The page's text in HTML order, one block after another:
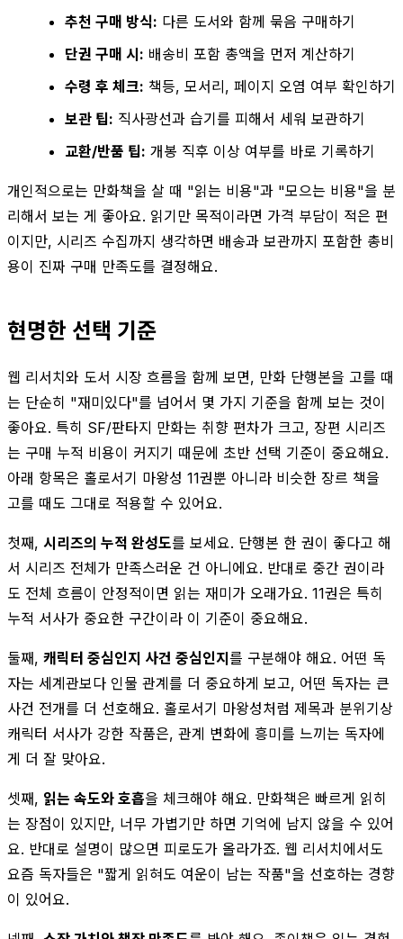
추천 구매 방식: 다른 도서와 함께 묶음 구매하기
단권 구매 시: 배송비 포함 총액을 먼저 계산하기
수령 후 체크: 책등, 모서리, 페이지 오염 여부 확인하기
보관 팁: 직사광선과 습기를 피해서 세워 보관하기
교환/반품 팁: 개봉 직후 이상 여부를 바로 기록하기
개인적으로는 만화책을 살 때 "읽는 비용"과 "모으는 비용"을 분
리해서 보는 게 좋아요. 읽기만 목적이라면 가격 부담이 적은 편
이지만, 시리즈 수집까지 생각하면 배송과 보관까지 포함한 총비
용이 진짜 구매 만족도를 결정해요.
현명한 선택 기준
웹 리서치와 도서 시장 흐름을 함께 보면, 만화 단행본을 고를 때
는 단순히 "재미있다"를 넘어서 몇 가지 기준을 함께 보는 것이
좋아요. 특히 SF/판타지 만화는 취향 편차가 크고, 장편 시리즈
는 구매 누적 비용이 커지기 때문에 초반 선택 기준이 중요해요.
아래 항목은 홀로서기 마왕성 11권뿐 아니라 비슷한 장르 책을
고를 때도 그대로 적용할 수 있어요.
첫째, 시리즈의 누적 완성도를 보세요. 단행본 한 권이 좋다고 해
서 시리즈 전체가 만족스러운 건 아니에요. 반대로 중간 권이라
도 전체 흐름이 안정적이면 읽는 재미가 오래가요. 11권은 특히
누적 서사가 중요한 구간이라 이 기준이 중요해요.
둘째, 캐릭터 중심인지 사건 중심인지를 구분해야 해요. 어떤 독
자는 세계관보다 인물 관계를 더 중요하게 보고, 어떤 독자는 큰
사건 전개를 더 선호해요. 홀로서기 마왕성처럼 제목과 분위기상
캐릭터 서사가 강한 작품은, 관계 변화에 흥미를 느끼는 독자에
게 더 잘 맞아요.
셋째, 읽는 속도와 호흡을 체크해야 해요. 만화책은 빠르게 읽히
는 장점이 있지만, 너무 가볍기만 하면 기억에 남지 않을 수 있어
요. 반대로 설명이 많으면 피로도가 올라가죠. 웹 리서치에서도
요즘 독자들은 "짧게 읽혀도 여운이 남는 작품"을 선호하는 경향
이 있어요.